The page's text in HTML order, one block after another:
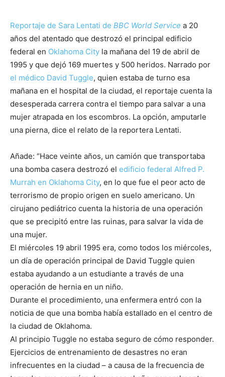
Reportaje de Sara Lentati de BBC World Service a 20
años del atentado que destrozó el principal edificio
federal en Oklahoma City la mañana del 19 de abril de
1995 y que dejó 169 muertes y 500 heridos. Narrado por
el médico David Tuggle, quien estaba de turno esa
mañana en el hospital de la ciudad, el reportaje cuenta la
desesperada carrera contra el tiempo para salvar a una
mujer atrapada en los escombros. La opción, amputarle
una pierna, dice el relato de la reportera Lentati.
Añade: “Hace veinte años, un camión que transportaba
una bomba casera destrozó el edificio federal Alfred P.
Murrah en Oklahoma City, en lo que fue el peor acto de
terrorismo de propio origen en suelo americano. Un
cirujano pediátrico cuenta la historia de una operación
que se precipitó entre las ruinas, para salvar la vida de
una mujer.
El miércoles 19 abril 1995 era, como todos los miércoles,
un día de operación principal de David Tuggle quien
estaba ayudando a un estudiante a través de una
operación de hernia en un niño.
Durante el procedimiento, una enfermera entró con la
noticia de que una bomba había estallado en el centro de
la ciudad de Oklahoma.
Al principio Tuggle no estaba seguro de cómo responder.
Ejercicios de entrenamiento de desastres no eran
infrecuentes en la ciudad – a causa de la frecuencia de